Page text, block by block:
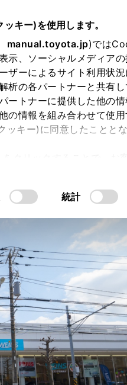
キー)を使用します。
manual.toyota.jp)では
示、ソーシャルメディア
ザーによるサイト利用状
析の各パートナーと共有
ートナーに提供した他の
の情報を組み合わせて使
キー)に同意したこととな
統計